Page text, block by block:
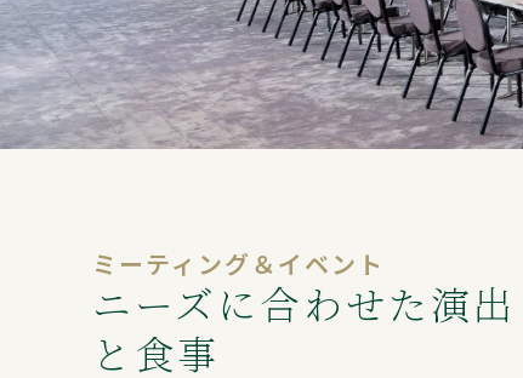
ミーティング＆イベント
ニーズに合わせた演出
と食事